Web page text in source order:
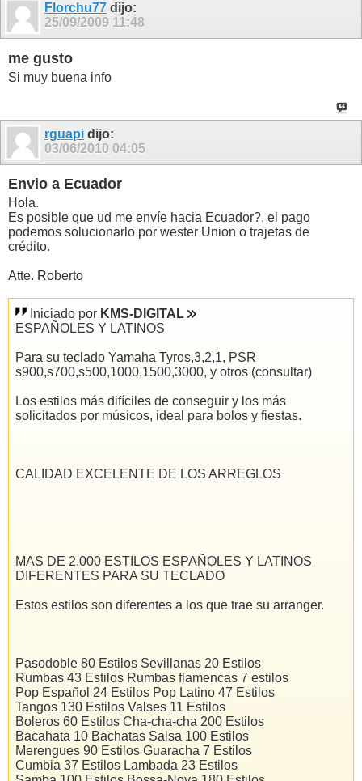
Florchu77 dijo:
25/09/2009 11:48
me gusto
Si muy buena info
rguapi dijo:
03/06/2010 04:05
Envio a Ecuador
Hola.
Es posible que ud me envíe hacia Ecuador?, el pago
podemos solucionarlo por wester Union o trajetas de
crédito.
Atte. Roberto
Iniciado por KMS-DIGITAL
ESPAÑOLES Y LATINOS
Para su teclado Yamaha Tyros,3,2,1, PSR
s900,s700,s500,1000,1500,3000, y otros (consultar)
Los estilos más difíciles de conseguir y los más
solicitados por músicos, ideal para bolos y fiestas.
CALIDAD EXCELENTE DE LOS ARREGLOS
MAS DE 2.000 ESTILOS ESPAÑOLES Y LATINOS
DIFERENTES PARA SU TECLADO
Estos estilos son diferentes a los que trae su arranger.
Pasodoble 80 Estilos Sevillanas 20 Estilos
Rumbas 43 Estilos Rumbas flamencas 7 estilos
Pop Español 24 Estilos Pop Latino 47 Estilos
Tangos 130 Estilos Valses 11 Estilos
Boleros 60 Estilos Cha-cha-cha 200 Estilos
Bacahata 10 Bachatas Salsa 100 Estilos
Merengues 90 Estilos Guaracha 7 Estilos
Cumbia 37 Estilos Lambada 23 Estilos